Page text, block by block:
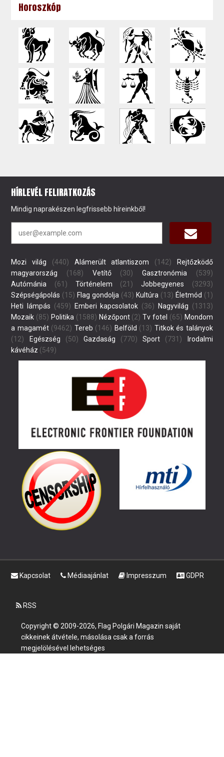
Horoszkóp
HÍRLEVÉL FELIRATKOZÁS
Mindig naprakészen legfrissebb híreinkből!
Mozi világ (440) Alámerült atlantiszom (142)
Rejtőzködő
magyarország (168) Vetítő(30) Gasztronómia (539)
Autómánia (61) Történelem (21) Jobbegyenes (3293)
Szépségápolás (15) Flag gondolja (43) Kultúra (13) Életmód (1)
Heti lámpás (459) Emberi kapcsolatok (36) Nagyvilág (1313)
Mozaik (85) Politika (1588) Nézőpont(2) Tv fotel (65) Mondom
a magamét(9462) Tereb (146) Belföld (13) Titkok és talányok
(12)
Egészség (50) Gazdaság (770) Sport (731)
Irodalmi
kávéház (549)
Kapcsolat Médiaajánlat Impresszum GDPR
RSS
Copyright © 2009-2026, Flag Polgári Magazin saját
cikkeinek átvétele, másolása csak a forrás
megjelölésével lehetséges